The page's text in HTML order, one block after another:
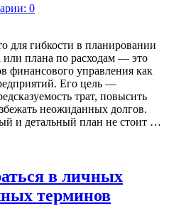
0
для гибкости в планировании
или плана по расходам — это
финансового управления как
Его цель —
трат, повысить
неожиданных долгов.
и детальный план не стоит …
в личных
терминов